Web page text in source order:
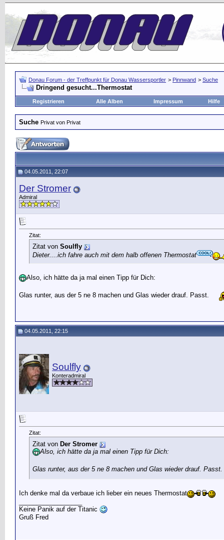
Donau Forum - der Treffpunkt für Donau Wassersportler > Pinnwand > Suche
Dringend gesucht...Thermostat
Registrieren Alle Alben Impressum Hilfe
Suche Privat von Privat
04.05.2011, 22:07
Der Stromer
Admiral
Zitat:
Zitat von Soulfly
Dieter....ich fahre auch mit dem halb offenen Thermostat
Also, ich hätte da ja mal einen Tipp für Dich:
Glas runter, aus der 5 ne 8 machen und Glas wieder drauf. Passt.
04.05.2011, 22:15
Soulfly
Konteradmiral
Zitat:
Zitat von Der Stromer
Also, ich hätte da ja mal einen Tipp für Dich:
Glas runter, aus der 5 ne 8 machen und Glas wieder drauf. Passt.
Ich denke mal da verbaue ich lieber ein neues Thermostat
Keine Panik auf der Titanic
Gruß Fred